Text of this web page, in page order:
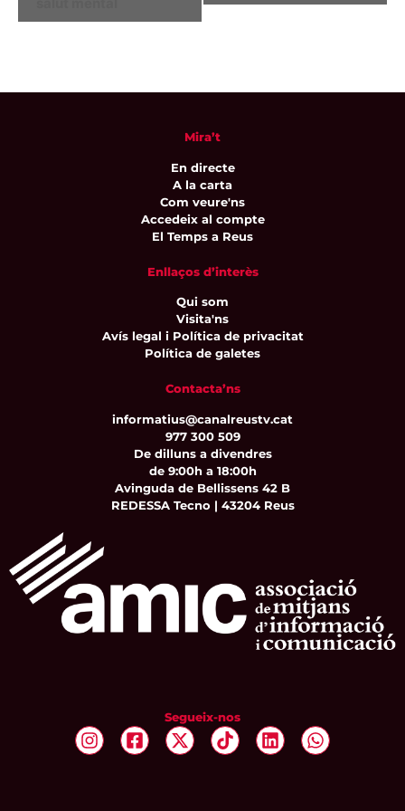
Mira’t
En directe
A la carta
Com veure'ns
Accedeix al compte
El Temps a Reus
Enllaços d’interès
Qui som
Visita'ns
Avís legal i Política de privacitat
Política de galetes
Contacta’ns
informatius@canalreustv.cat
977 300 509
De dilluns a divendres
de 9:00h a 18:00h
Avinguda de Bellissens 42 B
REDESSA Tecno | 43204 Reus
Segueix-nos